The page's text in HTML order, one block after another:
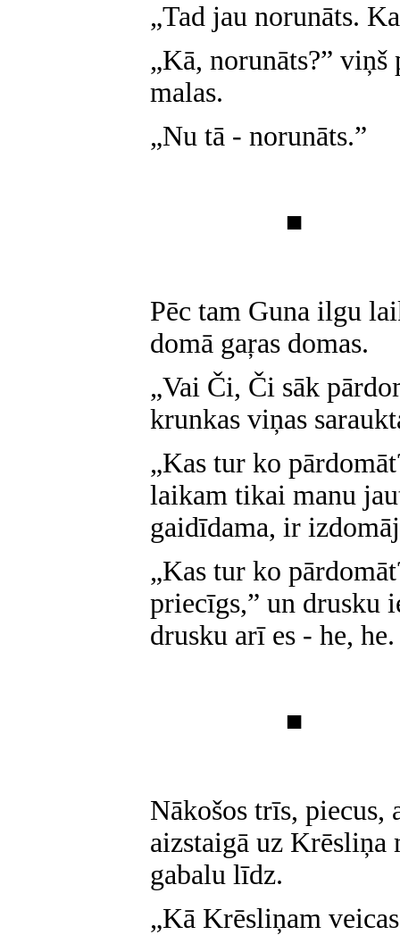
„Tad jau norunāts.
„Kā, norunāts?” viņš
malas.
„Nu tā - norunāts.”
■
Pēc tam Guna ilgu
domā gaŗas domas.
„Vai Či, Či sāk
krunkas viņas
„Kas tur ko
laikam tikai manu
gaidīdama, ir
„Kas tur ko
priecīgs,” un drusku
drusku arī es - he, he.
■
Nākošos trīs, piecus,
aizstaigā uz Krēsliņa
gabalu līdz.
„Kā Krēsliņam